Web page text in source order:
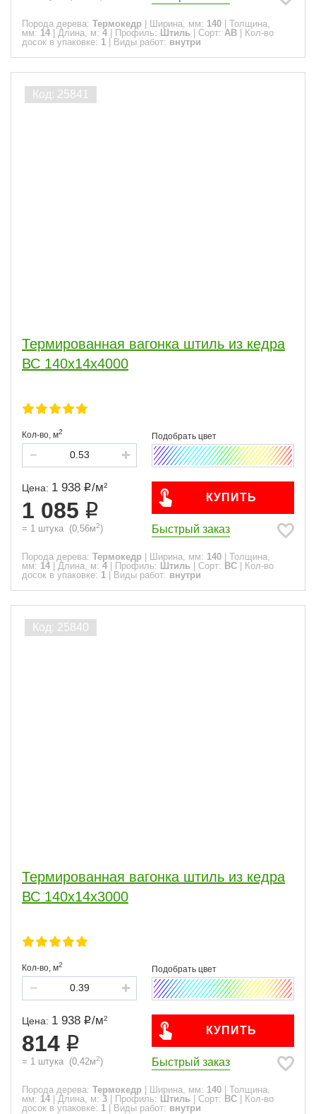
Порода дерева: Термокедр Ширина, мм: 140
Толщина,
мм: 14 Длина, м: 4 Профиль: Штиль Сорт: АВ
Кол-во
досок в упаковке: 1 Виды работ: внутри
Термированная вагонка штиль из кедра
ВС 140х14х4000
Кол-во, м2
Цена: 1 938 /м2
1 085
= 1 штука (0,56м2)
КУПИТЬ
Быстрый заказ
Порода дерева: Термокедр Ширина, мм: 140
Толщина,
мм: 14 Длина, м: 4 Профиль: Штиль Сорт: ВС
Кол-во
досок в упаковке: 1 Виды работ: внутри
Термированная вагонка штиль из кедра
ВС 140х14х3000
Кол-во, м2
Цена: 1 938 /м2
814
= 1 штука (0,42м2)
КУПИТЬ
Быстрый заказ
Порода дерева: Термокедр Ширина, мм: 140
Толщина,
мм: 14 Длина, м: 3 Профиль: Штиль Сорт: ВС
Кол-во
досок в упаковке: 1 Виды работ: внутри